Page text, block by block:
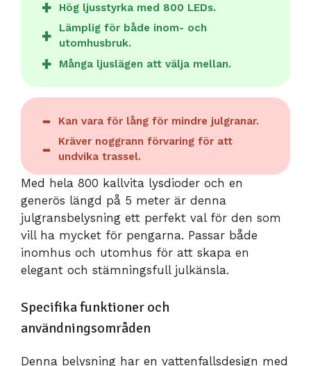
Hög ljusstyrka med 800 LEDs.
Lämplig för både inom- och
utomhusbruk.
Många ljuslägen att välja mellan.
Kan vara för lång för mindre julgranar.
Kräver noggrann förvaring för att
undvika trassel.
Med hela 800 kallvita lysdioder och en
generös längd på 5 meter är denna
julgransbelysning ett perfekt val för den som
vill ha mycket för pengarna. Passar både
inomhus och utomhus för att skapa en
elegant och stämningsfull julkänsla.
Specifika funktioner och
användningsområden
Denna belysning har en vattenfallsdesign med